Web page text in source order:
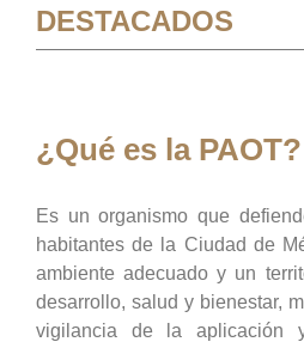
DESTACADOS
¿Qué es la PAOT?
Es un organismo que
habitantes de la Ciudad de
ambiente adecuado y un
desarrollo, salud y bienestar,
vigilancia de la aplicación